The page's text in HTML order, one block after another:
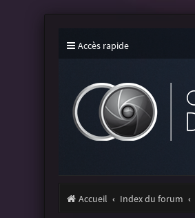
Accès rapide
Accueil Index du forum